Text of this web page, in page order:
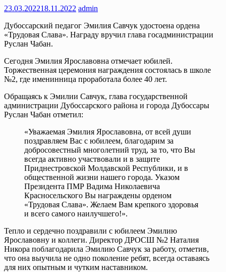
23.03.202218.11.2022 admin
Дубоссарский педагог Эмилия Савчук удостоена ордена
«Трудовая Слава». Награду вручил глава госадминистрации
Руслан Чабан.
Сегодня Эмилия Ярославовна отмечает юбилей.
Торжественная церемония награждения состоялась в школе
№2, где именинница проработала более 40 лет.
Обращаясь к Эмилии Савчук, глава государственной
администрации Дубоссарского района и города Дубоссары
Руслан Чабан отметил:
«Уважаемая Эмилия Ярославовна, от всей души
поздравляем Вас с юбилеем, благодарим за
добросовестный многолетний труд, за то, что Вы
всегда активно участвовали и в защите
Приднестровской Молдавской Республики, и в
общественной жизни нашего города. Указом
Президента ПМР Вадима Николаевича
Красносельского Вы награждены орденом
«Трудовая Слава». Желаем Вам крепкого здоровья
и всего самого наилучшего!».
Тепло и сердечно поздравили с юбилеем Эмилию
Ярославовну и коллеги. Директор ДРОСШ №2 Наталия
Никора поблагодарила Эмилию Савчук за работу, отметив,
что она выучила не одно поколение ребят, всегда оставаясь
для них опытным и чутким наставником.